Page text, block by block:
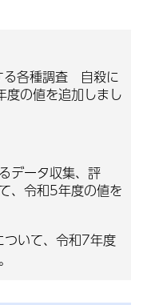
る各種調査 自殺に
度の値を追加しまし
データ収集、評
、令和5年度の値を
ついて、令和7年度